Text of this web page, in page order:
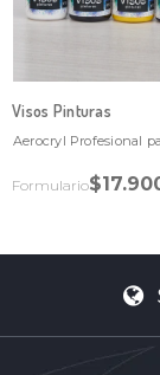
Visos Pinturas
Aerocryl Profesional
Formulario